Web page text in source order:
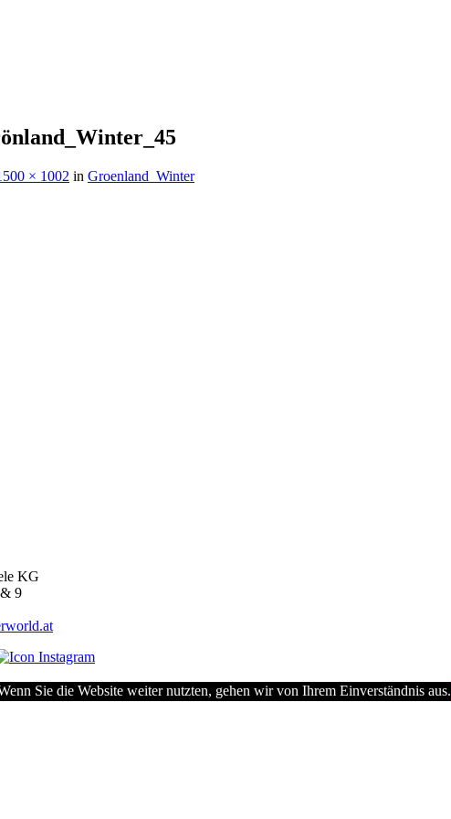
× 1002 in Groenland_Winter
KG
9
Sie die Website weiter nutzten, gehen wir von Ihrem Einverständnis aus.